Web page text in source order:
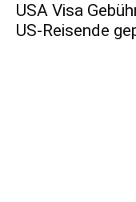
USA Visa
US-Reisende